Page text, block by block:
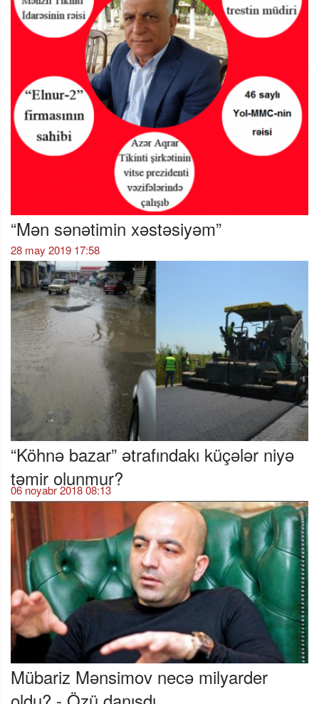
“Mən sənətimin xəstəsiyəm”
28 may 2019 17:58
“Köhnə bazar” ətrafındakı küçələr niyə
təmir olunmur?
06 noyabr 2018 08:13
Mübariz Mənsimov necə milyarder
oldu? - Özü danışdı